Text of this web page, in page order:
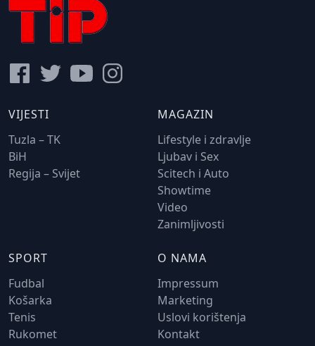
VIJESTI
Tuzla – TK
BiH
Regija – Svijet
MAGAZIN
Lifestyle i zdravlje
Ljubav i Sex
Scitech i Auto
Showtime
Video
Zanimljivosti
SPORT
Fudbal
Košarka
Tenis
Rukomet
O NAMA
Impressum
Marketing
Uslovi korištenja
Kontakt